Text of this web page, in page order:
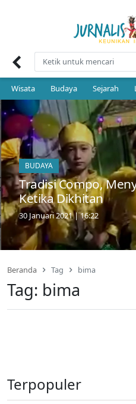
Wisata Budaya Sejarah
BUDAYA
Tradisi Compo,
Ketika Dikhitan
30 Januari 2021 | 16:22
Beranda Tag bima
Tag: bima
Terpopuler